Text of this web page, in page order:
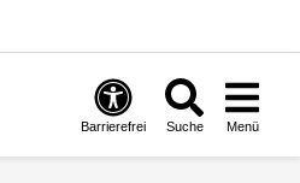
Barrierefrei Suche Menü